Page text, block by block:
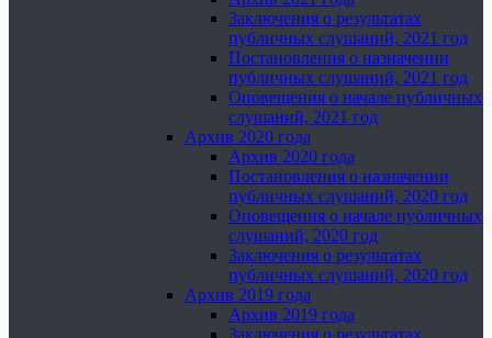
Заключения о результатах
публичных слушаний, 2021 год
Постановления о назначении
публичных слушаний, 2021 год
Оповещения о начале публичных
слушаний, 2021 год
Архив 2020 года
Архив 2020 года
Постановления о назначении
публичных слушаний, 2020 год
Оповещения о начале публичных
слушаний, 2020 год
Заключения о результатах
публичных слушаний, 2020 год
Архив 2019 года
Архив 2019 года
Заключения о результатах